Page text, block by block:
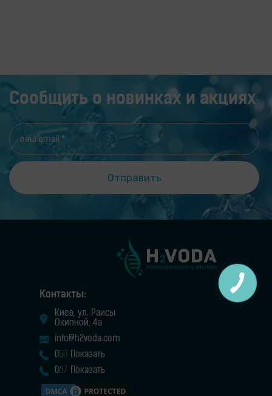
Сообщить о новинках и акциях
Контакты:
Киев, ул. Раисы
Окипной, 4а
info@h2voda.com
050 Показать
067 Показать